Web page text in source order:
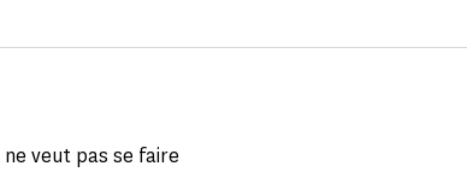
veut pas se faire